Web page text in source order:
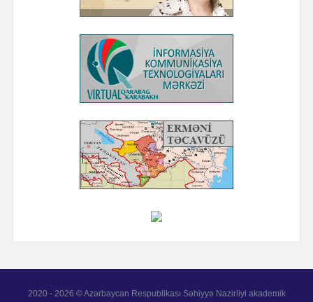
2020 - 2026 © Azərbaycan Respublikası Səhiyyə Nazirliyi akademik